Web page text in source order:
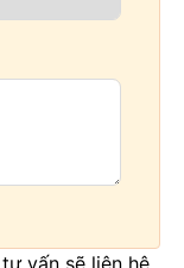
vấn sẽ liên hệ